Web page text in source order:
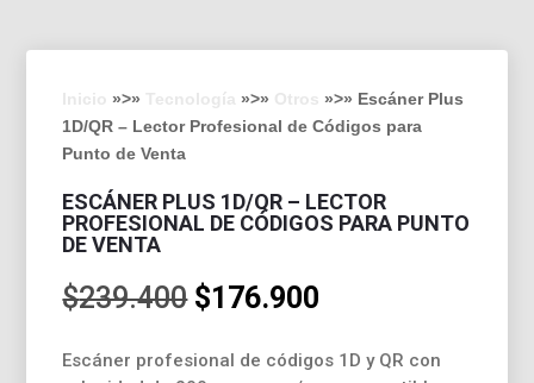
»>» »>»
»>» Escáner Plus
1D/QR – Lector Profesional de Códigos para
Punto de Venta
ESCÁNER PLUS 1D/QR – LECTOR
PROFESIONAL DE CÓDIGOS PARA PUNTO
DE VENTA
$239.400 El
original
$176.900
actual
Escáner profesional de códigos 1D y QR con